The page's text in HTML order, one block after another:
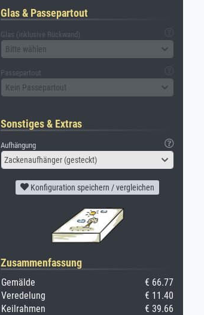
Glas & Passepartout
Glas (inklusive Rückwand)
Bitte wählen
Passepartout
Kein Passepartout
Sonstiges & Extras
Aufhängung
Zackenaufhänger (gesteckt)
Konfiguration speichern / vergleichen
Zusammenfassung
Gemälde
€ 66.77
Veredelung
€ 11.40
Keilrahmen
€ 39.66